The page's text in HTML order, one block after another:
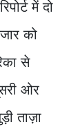
में दो
को
से
ओर
ताज़ा